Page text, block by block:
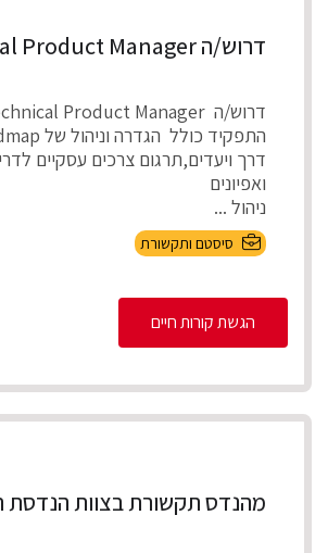
דרוש/ה Technical Product Manager
דרוש/ה Technical Product Manager
דרך ויעדים,תרגום צרכים עסקיים
ואפיונים
ניהול ...
סיסטם ותקשורת
הגשת קורות חיים
מהנדס תקשורת בצוות